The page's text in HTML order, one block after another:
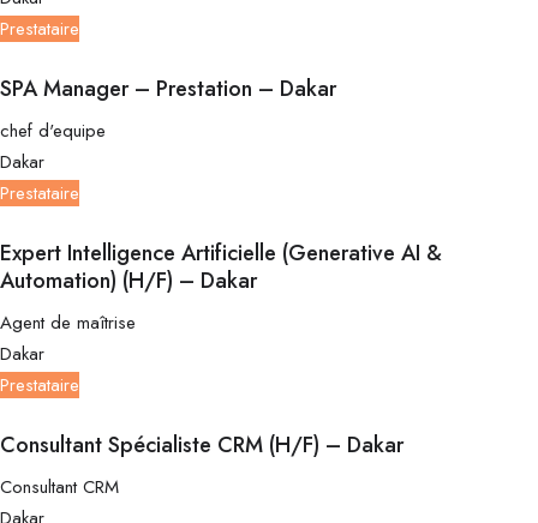
Prestataire
SPA Manager – Prestation – Dakar
chef d'equipe
Dakar
Prestataire
Expert Intelligence Artificielle (Generative AI &
Automation) (H/F) – Dakar
Agent de maîtrise
Dakar
Prestataire
Consultant Spécialiste CRM (H/F) – Dakar
Consultant CRM